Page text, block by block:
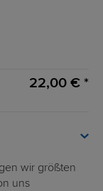
22,00 € *
wir größten
uns